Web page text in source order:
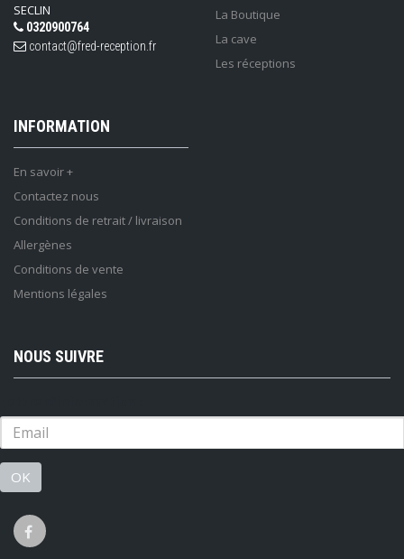
SECLIN
0320900764
contact@fred-reception.fr
La Boutique
La cave
Les réceptions
INFORMATION
En savoir +
Contactez nous
Conditions de retrait / livraison
Allergènes
Conditions de vente
Mentions légales
NOUS SUIVRE
OK